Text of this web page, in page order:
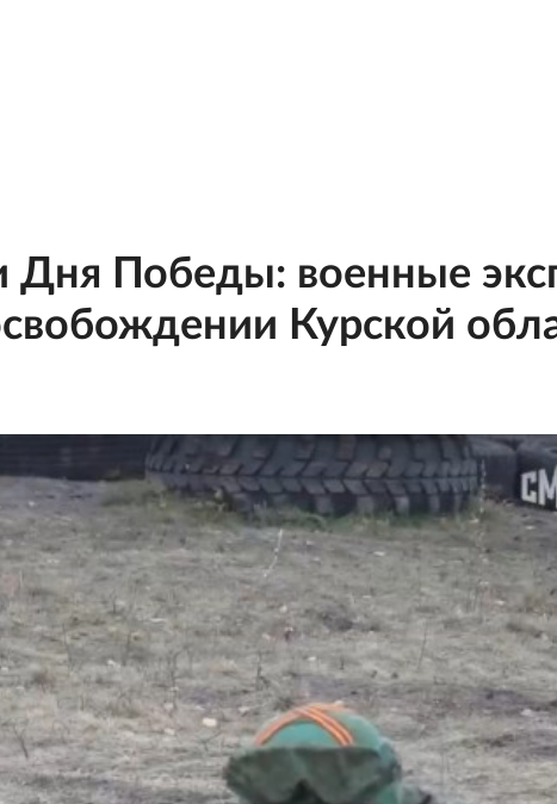
Дня Победы: военные
Курской